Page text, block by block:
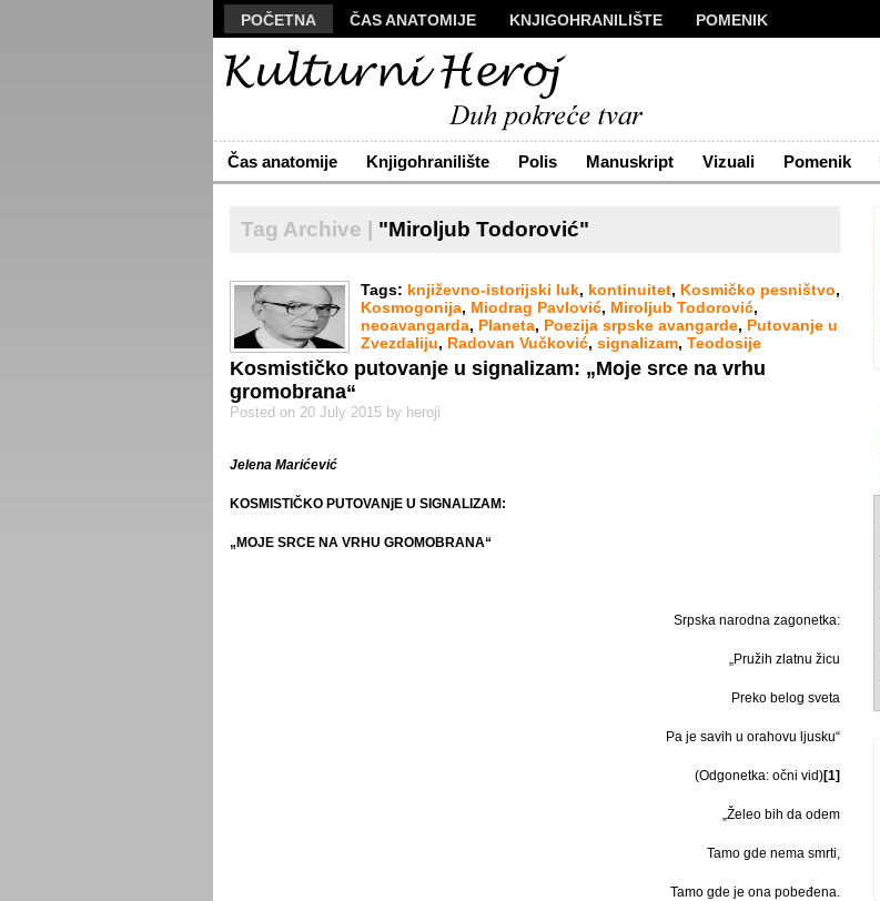
POČETNA ČAS ANATOMIJE KNJIGOHRANILIŠTE
POMENIK
MANUSKRIPT
VIZUALI
ARHIVA
O NAMA ŽIVA REČ KONTAKT
Čas anatomije Knjigohranilište Polis Manuskript Vizuali Pomenik
Tag Archive | "Miroljub Todorović"
Tags: književno-istorijski luk, kontinuitet, Kosmičko pesništvo,
Kosmogonija, Miodrag Pavlović, Miroljub Todorović,
neoavangarda, Planeta, Poezija srpske avangarde, Putovanje u
Zvezdaliju, Radovan Vučković, signalizam, Teodosije
Kosmističko putovanje u signalizam: „Moje srce na vrhu
gromobrana“
Posted on 20 July 2015 by heroji
Jelena Marićević
KOSMISTIČKO PUTOVANjE U SIGNALIZAM:
„MOJE SRCE NA VRHU GROMOBRANA“
Srpska narodna zagonetka:
„Pružih zlatnu žicu
Preko belog sveta
Pa je savih u orahovu ljusku“
(Odgonetka: očni vid)[1]
„Želeo bih da odem
Tamo gde nema smrti,
Tamo gde je ona pobeđena.